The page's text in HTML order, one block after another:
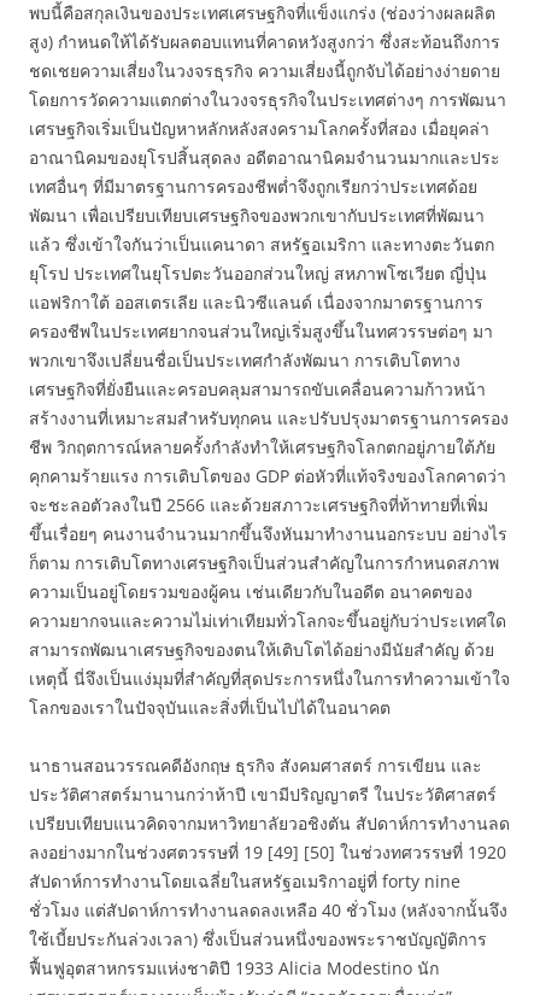
พบนี้คือสกุลเงินของประเทศเศรษฐกิจที่แข็งแกร่ง (ช่องว่างผลผลิต
สูง) กำหนดให้ได้รับผลตอบแทนที่คาดหวังสูงกว่า ซึ่งสะท้อนถึงการ
ชดเชยความเสี่ยงในวงจรธุรกิจ ความเสี่ยงนี้ถูกจับได้อย่างง่ายดาย
โดยการวัดความแตกต่างในวงจรธุรกิจในประเทศต่างๆ การพัฒนา
เศรษฐกิจเริ่มเป็นปัญหาหลักหลังสงครามโลกครั้งที่สอง เมื่อยุคล่า
อาณานิคมของยุโรปสิ้นสุดลง อดีตอาณานิคมจำนวนมากและประ
เทศอื่นๆ ที่มีมาตรฐานการครองชีพต่ำจึงถูกเรียกว่าประเทศด้อย
พัฒนา เพื่อเปรียบเทียบเศรษฐกิจของพวกเขากับประเทศที่พัฒนา
แล้ว ซึ่งเข้าใจกันว่าเป็นแคนาดา สหรัฐอเมริกา และทางตะวันตก
ยุโรป ประเทศในยุโรปตะวันออกส่วนใหญ่ สหภาพโซเวียต ญี่ปุ่น
แอฟริกาใต้ ออสเตรเลีย และนิวซีแลนด์ เนื่องจากมาตรฐานการ
ครองชีพในประเทศยากจนส่วนใหญ่เริ่มสูงขึ้นในทศวรรษต่อๆ มา
พวกเขาจึงเปลี่ยนชื่อเป็นประเทศกำลังพัฒนา การเติบโตทาง
เศรษฐกิจที่ยั่งยืนและครอบคลุมสามารถขับเคลื่อนความก้าวหน้า
สร้างงานที่เหมาะสมสำหรับทุกคน และปรับปรุงมาตรฐานการครอง
ชีพ วิกฤตการณ์หลายครั้งกำลังทำให้เศรษฐกิจโลกตกอยู่ภายใต้ภัย
คุกคามร้ายแรง การเติบโตของ GDP ต่อหัวที่แท้จริงของโลกคาดว่า
จะชะลอตัวลงในปี 2566 และด้วยสภาวะเศรษฐกิจที่ท้าทายที่เพิ่ม
ขึ้นเรื่อยๆ คนงานจำนวนมากขึ้นจึงหันมาทำงานนอกระบบ อย่างไร
ก็ตาม การเติบโตทางเศรษฐกิจเป็นส่วนสำคัญในการกำหนดสภาพ
ความเป็นอยู่โดยรวมของผู้คน เช่นเดียวกับในอดีต อนาคตของ
ความยากจนและความไม่เท่าเทียมทั่วโลกจะขึ้นอยู่กับว่าประเทศใด
สามารถพัฒนาเศรษฐกิจของตนให้เติบโตได้อย่างมีนัยสำคัญ ด้วย
เหตุนี้ นี่จึงเป็นแง่มุมที่สำคัญที่สุดประการหนึ่งในการทำความเข้าใจ
โลกของเราในปัจจุบันและสิ่งที่เป็นไปได้ในอนาคต
นาธานสอนวรรณคดีอังกฤษ ธุรกิจ สังคมศาสตร์ การเขียน และ
ประวัติศาสตร์มานานกว่าห้าปี เขามีปริญญาตรี ในประวัติศาสตร์
เปรียบเทียบแนวคิดจากมหาวิทยาลัยวอชิงตัน สัปดาห์การทำงานลด
ลงอย่างมากในช่วงศตวรรษที่ 19 [49] [50] ในช่วงทศวรรษที่ 1920
สัปดาห์การทำงานโดยเฉลี่ยในสหรัฐอเมริกาอยู่ที่ forty nine
ชั่วโมง แต่สัปดาห์การทำงานลดลงเหลือ 40 ชั่วโมง (หลังจากนั้นจึง
ใช้เบี้ยประกันล่วงเวลา) ซึ่งเป็นส่วนหนึ่งของพระราชบัญญัติการ
ฟื้นฟูอุตสาหกรรมแห่งชาติปี 1933 Alicia Modestino นัก